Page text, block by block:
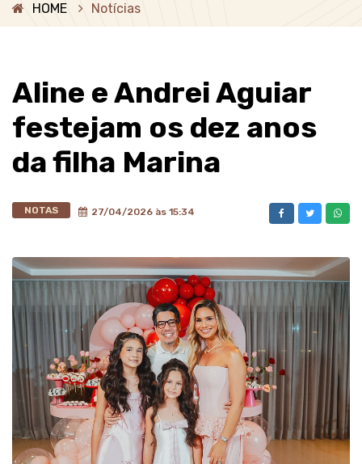
HOME Notícias
Aline e Andrei Aguiar
festejam os dez anos
da filha Marina
NOTAS 27/04/2026 às 15:34